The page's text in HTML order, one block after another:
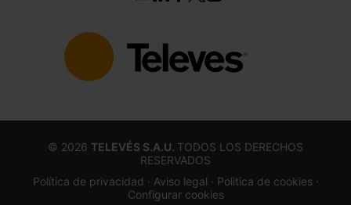
© 2026 TELEVÉS S.A.U. TODOS LOS DERECHOS
RESERVADOS
Política de privacidad · Aviso legal · Politica de cookies ·
Configurar cookies